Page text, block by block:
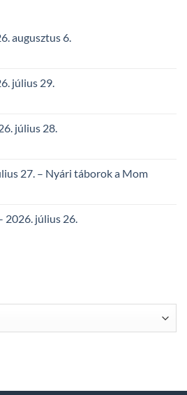
augusztus 6.
július 29.
július 28.
27. – Nyári táborok a Mom
2026. július 26.